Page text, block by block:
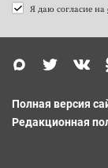
Я даю согласие на
Полная версия
Редакционная